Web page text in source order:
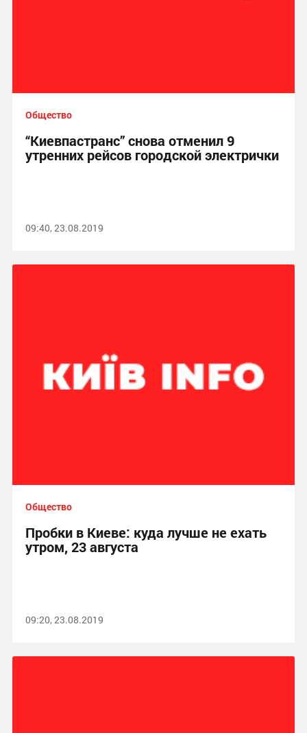
Общество
“Киевпастранс” снова отменил 9
утренних рейсов городской электрички
09:40, 23.08.2019
Общество
Пробки в Киеве: куда лучше не ехать
утром, 23 августа
09:20, 23.08.2019